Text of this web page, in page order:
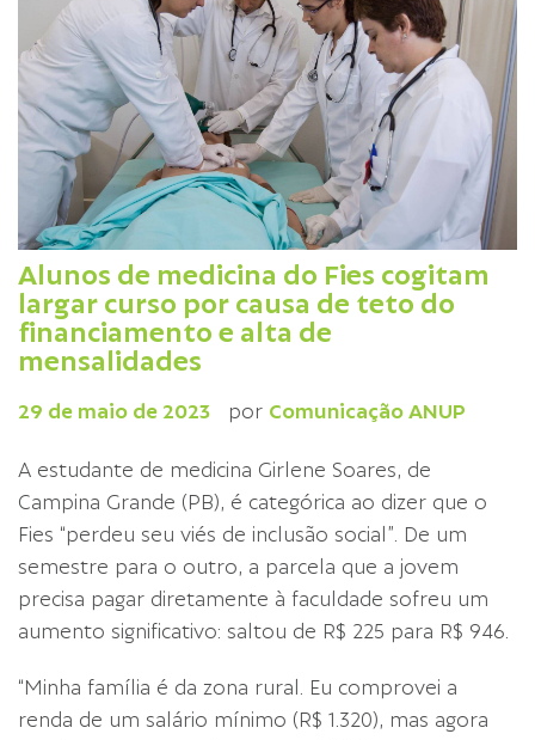
Alunos de medicina do Fies cogitam
largar curso por causa de teto do
financiamento e alta de
mensalidades
29 de maio de 2023 por Comunicação ANUP
A estudante de medicina Girlene Soares, de
Campina Grande (PB), é categórica ao dizer que o
Fies “perdeu seu viés de inclusão social”. De um
semestre para o outro, a parcela que a jovem
precisa pagar diretamente à faculdade sofreu um
aumento significativo: saltou de R$ 225 para R$ 946.
“Minha família é da zona rural. Eu comprovei a
renda de um salário mínimo (R$ 1.320), mas agora